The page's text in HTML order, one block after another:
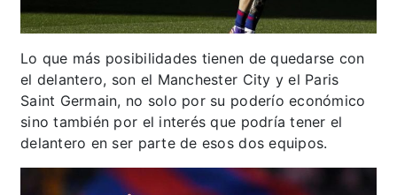
Lo que más posibilidades tienen de quedarse con
el delantero, son el Manchester City y el Paris
Saint Germain, no solo por su poderío económico
sino también por el interés que podría tener el
delantero en ser parte de esos dos equipos.